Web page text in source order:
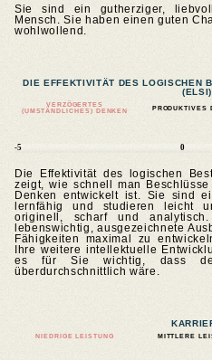
Sie sind ein gutherziger,
Mensch. Sie haben einen guten
wohlwollend.
DIE EFFEKTIVITÄT DES LOGISCHEN
(ELSI)
VERZÖGERTES
(UMSTÄNDLICHES) DENKEN
PRODUKTIVES
-5 0
Die Effektivität des logischen
zeigt, wie schnell man
Denken entwickelt ist. Sie sind
lernfähig und studieren leicht
originell, scharf und
lebenswichtig, ausgezeichnete
Fähigkeiten maximal zu
Ihre weitere intellektuelle
es für Sie wichtig, dass
überdurchschnittlich wäre.
NIEDRIGE LEISTUNG MITTLERE